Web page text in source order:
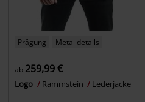
Prägung Metalldetails
ab 259,99 €
Logo Rammstein Lederjacke